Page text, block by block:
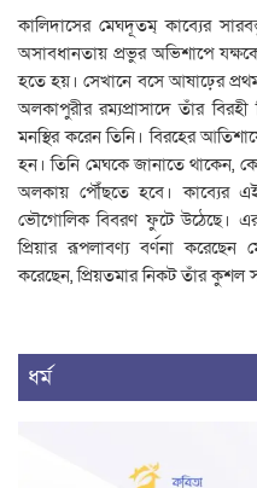
কালিদাসের মেঘদূতম্ কাব্যের
অসাবধানতায় প্রভুর অভিশাপে
হতে হয়। সেখানে বসে আষাঢ়ের
অলকাপুরীর রম্যপ্রাসাদে তাঁর বিরহী
মনস্থির করেন তিনি। বিরহের
হন। তিনি মেঘকে জানাতে থাকেন,
অলকায় পৌঁছতে হবে। কাব্যের
ভৌগোলিক বিবরণ ফুটে উঠেছে।
প্রিয়ার রূপলাবণ্য বর্ণনা
করেছেন, প্রিয়তমার নিকট তাঁর কুশল
ধর্ম